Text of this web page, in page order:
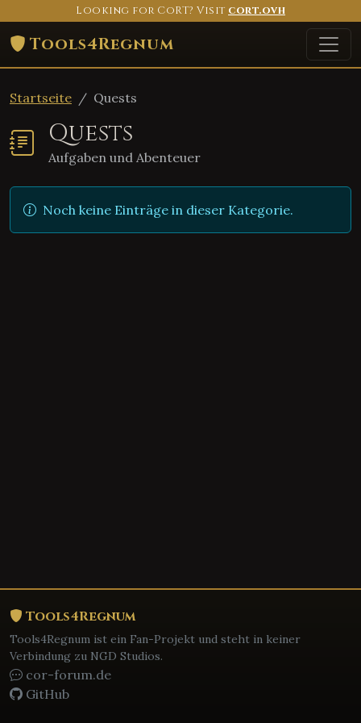
Looking for CoRT? Visit cort.ovh
Tools4Regnum
Startseite Quests
Quests
Aufgaben und Abenteuer
Noch keine Einträge in dieser Kategorie.
Tools4Regnum
Tools4Regnum ist ein Fan-Projekt und steht in keiner
Verbindung zu NGD Studios.
cor-forum.de
GitHub